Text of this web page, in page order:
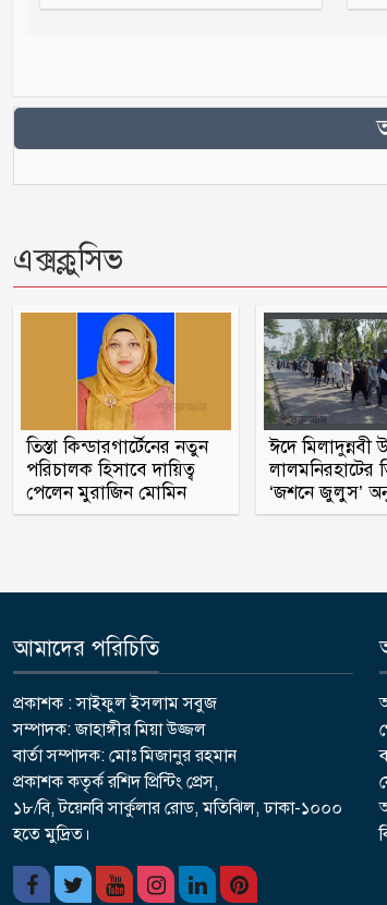
এক্সক্লুসিভ
তিস্তা কিন্ডারগার্টেনের নতুন
পরিচালক হিসাবে দায়িত্ব
পেলেন মুরাজিন মোমিন
ঈদে মিলাদুন্নবী
লালমনিরহাটের
‘জশনে জুলুস’
আমাদের পরিচিতি
প্রকাশক : সাইফুল ইসলাম সবুজ
সম্পাদক: জাহাঙ্গীর মিয়া উজ্জল
বার্তা সম্পাদক: মোঃ মিজানুর রহমান
প্রকাশক কতৃর্ক রশিদ প্রিন্টিং প্রেস,
১৮/বি, টয়েনবি সার্কুলার রোড, মতিঝিল, ঢাকা-১০০০
হতে মুদ্রিত।